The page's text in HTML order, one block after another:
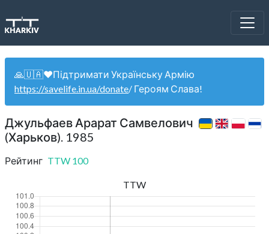
🙏🇺🇦❤️Підтримати Українську Армію
https://savelife.in.ua/donate/ Героям Слава!
Джульфаев Арарат Самвелович
(Харьков). 1985
Рейтинг TTW 100
TTW